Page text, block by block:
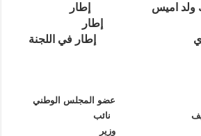
ولد اميس إطار
إطار
إطار في اللجنة
عضو المجلس الوطني
أشريف نائب
خونه وزير